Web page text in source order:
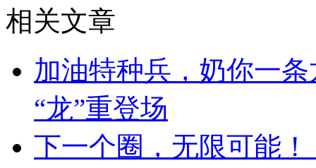
相关文章
加油特种兵，奶你一
“龙”重登场
下一个圈，无限可能